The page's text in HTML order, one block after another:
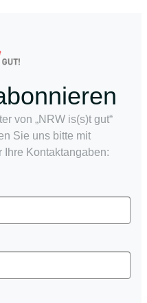
von „NRW is(s)t gut“
Sie uns bitte mit
Ihre Kontaktangaben: